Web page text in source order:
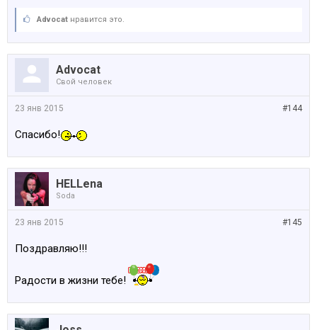
Advocat нравится это.
Advocat
Свой человек
#144
23 янв 2015
Спасибо!
HELLena
Soda
#145
23 янв 2015
Поздравляю!!!
Радости в жизни тебе!